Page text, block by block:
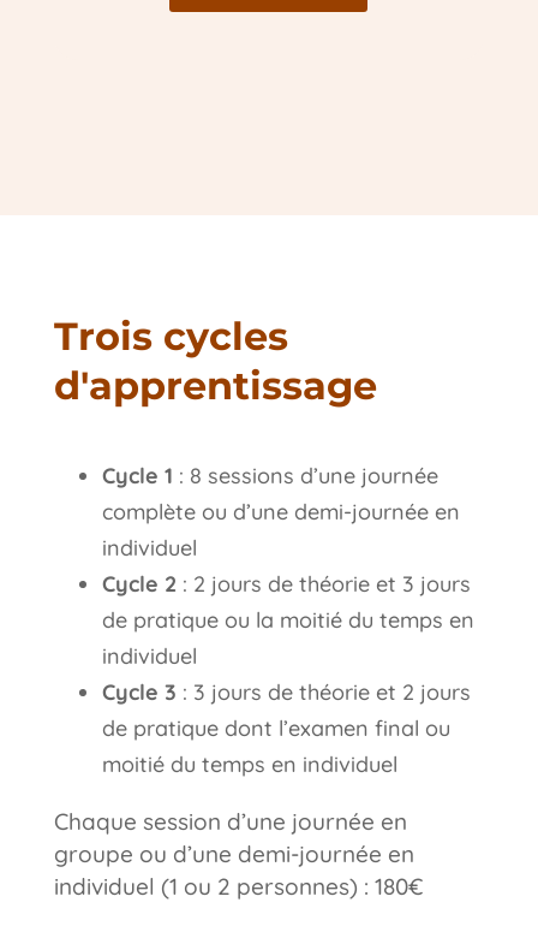
Trois cycles
d'apprentissage
Cycle 1 : 8 sessions d’une journée
complète ou d’une demi-journée en
individuel
Cycle 2 : 2 jours de théorie et 3 jours
de pratique ou la moitié du temps en
individuel
Cycle 3 : 3 jours de théorie et 2 jours
de pratique dont l’examen final ou
moitié du temps en individuel
Chaque session d’une journée en
groupe ou d’une demi-journée en
individuel (1 ou 2 personnes) : 180€